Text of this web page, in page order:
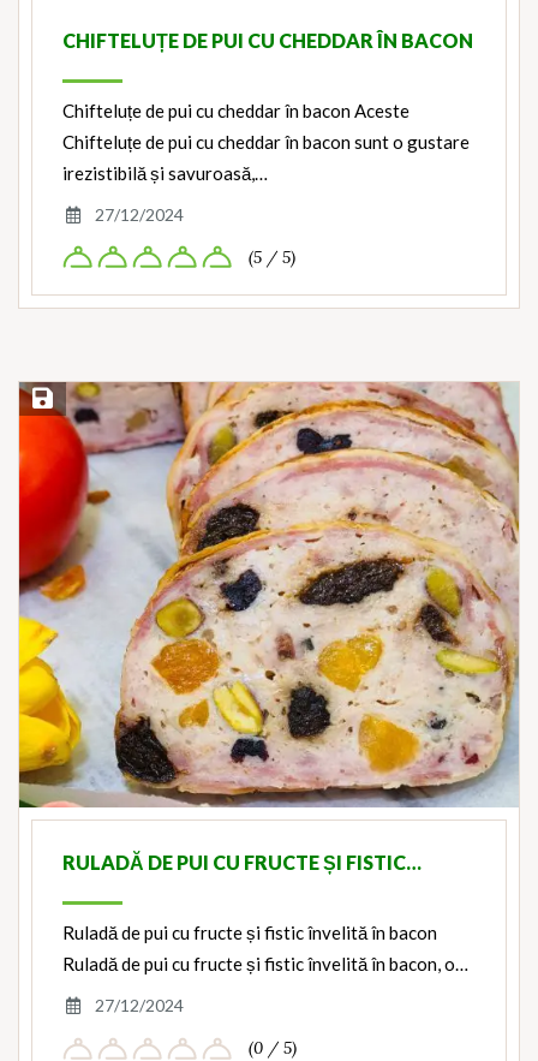
CHIFTELUȚE DE PUI CU CHEDDAR ÎN BACON
Chifteluțe de pui cu cheddar în bacon Aceste
Chifteluțe de pui cu cheddar în bacon sunt o gustare
irezistibilă și savuroasă,…
27/12/2024
(5 / 5)
Save Recipe
RULADĂ DE PUI CU FRUCTE ȘI FISTIC…
Ruladă de pui cu fructe și fistic învelită în bacon
Ruladă de pui cu fructe și fistic învelită în bacon, o…
27/12/2024
(0 / 5)